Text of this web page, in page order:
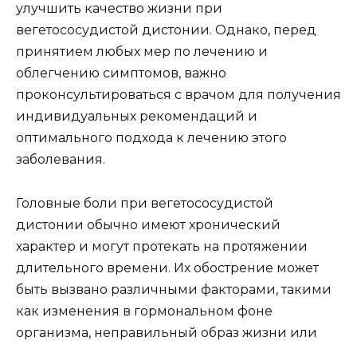
улучшить качество жизни при
вегетососудистой дистонии. Однако, перед
принятием любых мер по лечению и
облегчению симптомов, важно
проконсультироваться с врачом для получения
индивидуальных рекомендаций и
оптимального подхода к лечению этого
заболевания.
Головные боли при вегетососудистой
дистонии обычно имеют хронический
характер и могут протекать на протяжении
длительного времени. Их обострение может
быть вызвано различными факторами, такими
как изменения в гормональном фоне
организма, неправильный образ жизни или